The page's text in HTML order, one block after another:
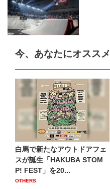
今、あなたにオススメ
白馬で新たなアウトドアフェ
スが誕生「HAKUBA STOM
P! FEST」を20...
OTHERS